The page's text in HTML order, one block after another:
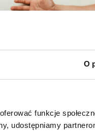
O
funkcje
udostępniamy
polega choroba de